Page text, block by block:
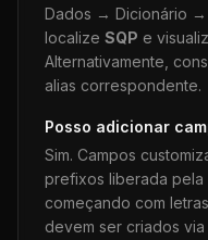
Dados → Dicionário →
localize SQP e
Alternativamente,
alias correspondente.
Posso adicionar
Sim. Campos
prefixos liberada pela
começando com
devem ser criados